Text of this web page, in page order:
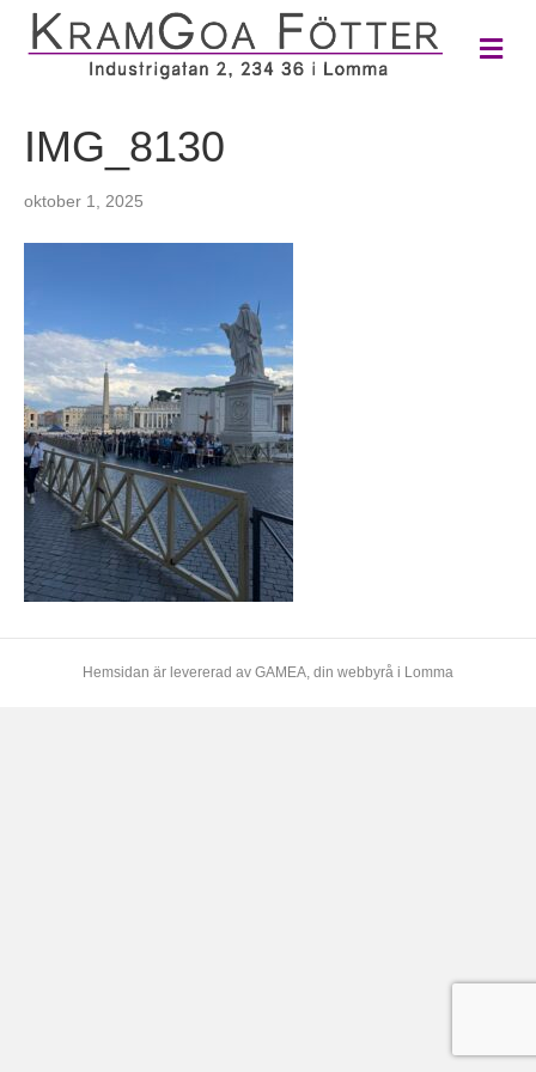
M
e
IMG_8130
oktober 1, 2025
Hemsidan är levererad av GAMEA, din webbyrå i Lomma